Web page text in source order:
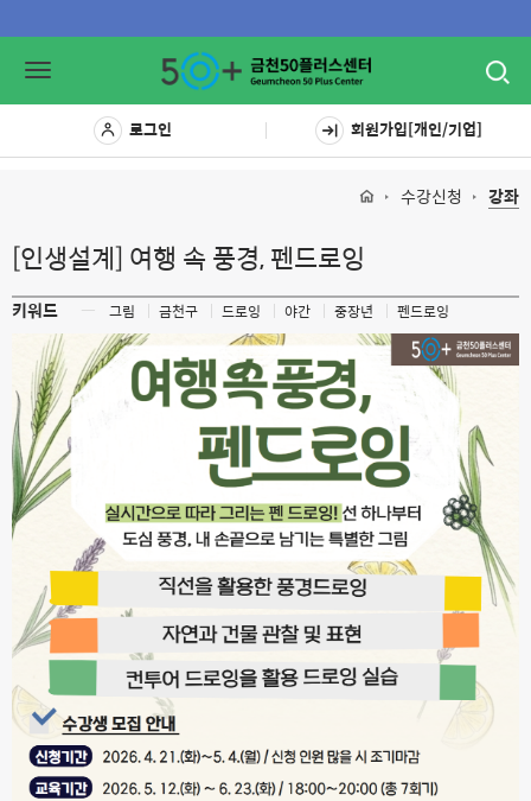
Toggle
로그인 회원가입[개인/기업]
수강신청 강좌
[인생설계] 여행 속 풍경, 펜드로잉
키워드 ㅡ 그림 금천구 드로잉 야간 중장년 펜드로잉